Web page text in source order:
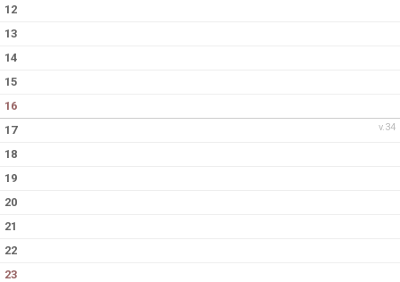
12
13
14
15
16
v.34
17
18
19
20
21
22
23